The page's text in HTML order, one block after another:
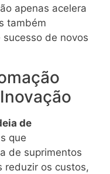
apenas acelera
também
de novos
de
que
de suprimentos
reduzir os custos,